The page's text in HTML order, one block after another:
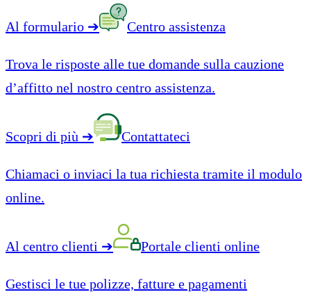
Al formulario ➔ Centro assistenza
Trova le risposte alle tue domande sulla cauzione
d’affitto nel nostro centro assistenza.
Scopri di più ➔ Contattateci
Chiamaci o inviaci la tua richiesta tramite il modulo
online.
Al centro clienti ➔ Portale clienti online
Gestisci le tue polizze, fatture e pagamenti